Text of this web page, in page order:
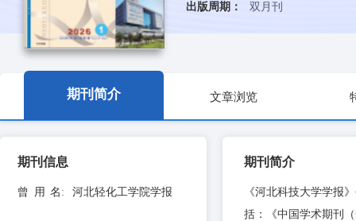
出版周期：
双月刊
期刊简介 文章浏览
期刊信息
曾用名 : 河北轻化工学院学报
期刊简介
《河北科技大学学报
括：《中国学术期刊